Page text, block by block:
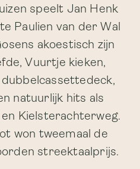
speelt Jan Henk
Paulien van der Wal
akoestisch zijn
Vuurtje kieken,
natuurlijk hits als
Kielsterachterweg.
won tweemaal de
streektaalprijs.